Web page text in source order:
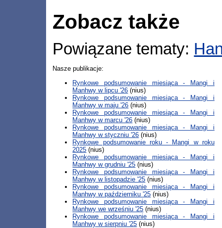
Zobacz także
Powiązane tematy:
Nasze publikacje:
Rynkowe podsumowanie miesiąca - Mangi i
Manhwy w lipcu '26 (nius)
Rynkowe podsumowanie miesiąca - Mangi i
Manhwy w maju '26 (nius)
Rynkowe podsumowanie miesiąca - Mangi i
Manhwy w marcu '26 (nius)
Rynkowe podsumowanie miesiąca - Mangi i
Manhwy w styczniu '26 (nius)
Rynkowe podsumowanie roku - Mangi w roku
2025 (nius)
Rynkowe podsumowanie miesiąca - Mangi i
Manhwy w grudniu '25 (nius)
Rynkowe podsumowanie miesiąca - Mangi i
Manhwy w listopadzie '25 (nius)
Rynkowe podsumowanie miesiąca - Mangi i
Manhwy w październiku '25 (nius)
Rynkowe podsumowanie miesiąca - Mangi i
Manhwy we wrześniu '25 (nius)
Rynkowe podsumowanie miesiąca - Mangi i
Manhwy w sierpniu '25 (nius)